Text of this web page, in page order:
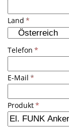
Land *
Telefon *
E-Mail *
Produkt*